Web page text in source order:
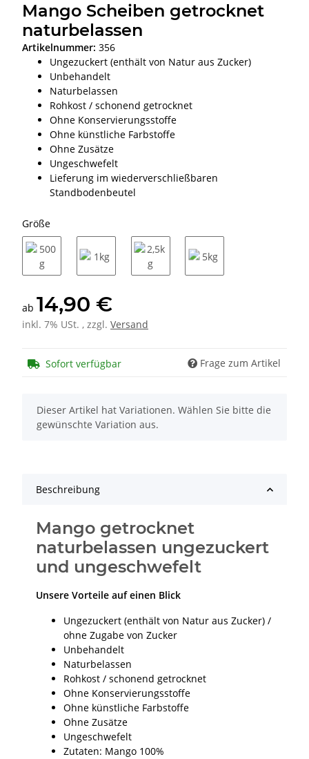
Mango Scheiben getrocknet
naturbelassen
Artikelnummer: 356
Ungezuckert (enthält von Natur aus Zucker)
Unbehandelt
Naturbelassen
Rohkost / schonend getrocknet
Ohne Konservierungsstoffe
Ohne künstliche Farbstoffe
Ohne Zusätze
Ungeschwefelt
Lieferung im wiederverschließbaren
Standbodenbeutel
Größe
ab 14,90 €
inkl. 7% USt. , zzgl. Versand
Sofort verfügbar Frage zum Artikel
x
Dieser Artikel hat Variationen. Wählen Sie bitte die
gewünschte Variation aus.
Beschreibung
Mango getrocknet
naturbelassen ungezuckert
und ungeschwefelt
Unsere Vorteile auf einen Blick
Ungezuckert (enthält von Natur aus Zucker) /
ohne Zugabe von Zucker
Unbehandelt
Naturbelassen
Rohkost / schonend getrocknet
Ohne Konservierungsstoffe
Ohne künstliche Farbstoffe
Ohne Zusätze
Ungeschwefelt
Zutaten: Mango 100%